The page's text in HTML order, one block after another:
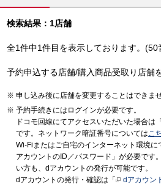
検索結果：1店舗
全1件中1件目を表示しております。(50
予約申込する店舗/購入商品受取り店舗
申し込み後に店舗を変更することはできませ
予約手続きにはログインが必要です。
ドコモ回線にてアクセスいただいた場合は
です。ネットワーク暗証番号についてはこ
Wi-Fiまたはご自宅のインターネット環境
アカウントのID／パスワード」が必要です
い方も、dアカウントの発行が可能です。
dアカウントの発行・確認は「
dアカウン